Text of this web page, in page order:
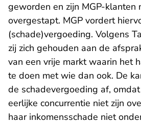
geworden en zijn MGP-klanten
overgestapt. MGP vordert
(schade)vergoeding. Volgens
zij zich gehouden aan de
van een vrije markt waarin het
te doen met wie dan ook. De
de schadevergoeding af,
eerlijke concurrentie niet zijn
haar inkomensschade niet